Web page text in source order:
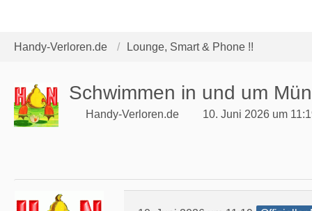
Handy-Verloren.de Lounge, Smart & Phone !!
Schwimmen in und um
Handy-Verloren.de 10. Juni 2026 um